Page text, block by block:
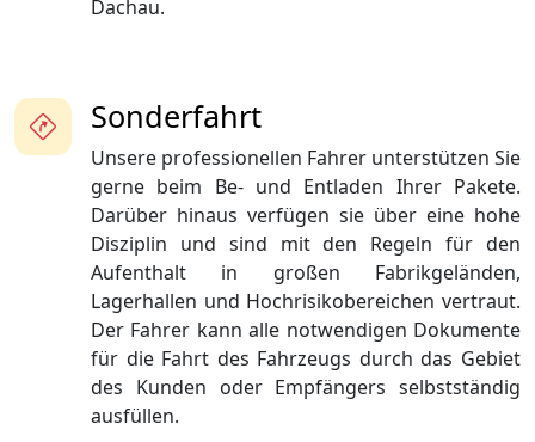
Sonderfahrt
Unsere professionellen Fahrer unterstützen Sie
gerne beim Be- und Entladen Ihrer Pakete.
Darüber hinaus verfügen sie über eine hohe
Disziplin und sind mit den Regeln für den
Aufenthalt in großen Fabrikgeländen,
Lagerhallen und Hochrisikobereichen vertraut.
Der Fahrer kann alle notwendigen Dokumente
für die Fahrt des Fahrzeugs durch das Gebiet
des Kunden oder Empfängers selbstständig
ausfüllen.
Dachau.